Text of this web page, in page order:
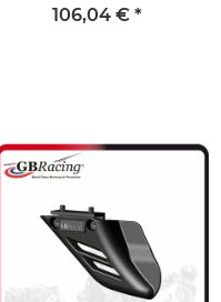
(Bullet Slider) Yamaha R3 15-
106,04 € *